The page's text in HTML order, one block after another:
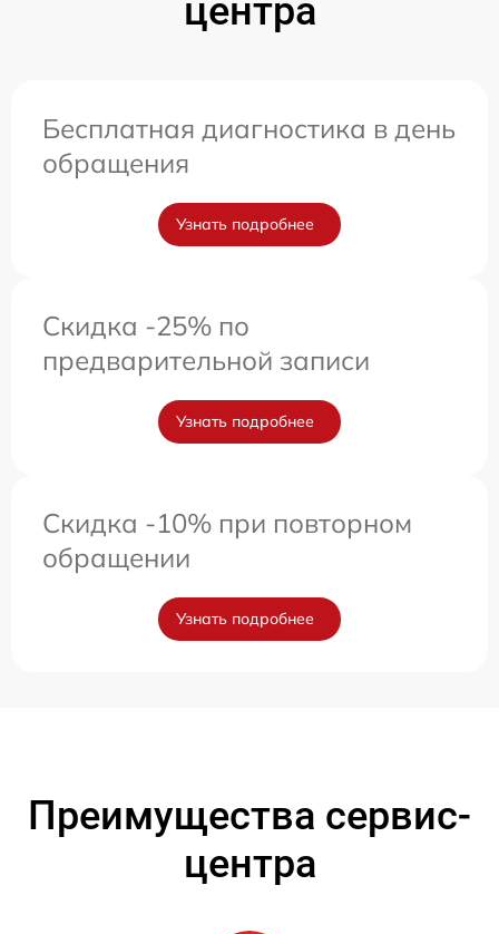
центра
Бесплатная диагностика в день
обращения
Узнать подробнее
Скидка -25% по
предварительной записи
Узнать подробнее
Скидка -10% при повторном
обращении
Узнать подробнее
Преимущества сервис-
центра